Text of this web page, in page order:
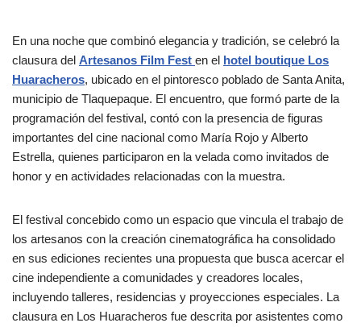
En una noche que combinó elegancia y tradición, se celebró la
clausura del Artesanos Film Fest en el hotel boutique Los
Huaracheros, ubicado en el pintoresco poblado de Santa Anita,
municipio de Tlaquepaque. El encuentro, que formó parte de la
programación del festival, contó con la presencia de figuras
importantes del cine nacional como María Rojo y Alberto
Estrella, quienes participaron en la velada como invitados de
honor y en actividades relacionadas con la muestra.
El festival concebido como un espacio que vincula el trabajo de
los artesanos con la creación cinematográfica ha consolidado
en sus ediciones recientes una propuesta que busca acercar el
cine independiente a comunidades y creadores locales,
incluyendo talleres, residencias y proyecciones especiales. La
clausura en Los Huaracheros fue descrita por asistentes como